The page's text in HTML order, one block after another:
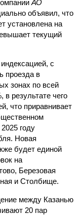
АО
объявил, что
установлена на
текущий
с
проезда в
зонах по всей
результате чего
что приравнивает
году
Новая
будет единой
на
Березовая
и Столбище.
между Казанью
20 пар